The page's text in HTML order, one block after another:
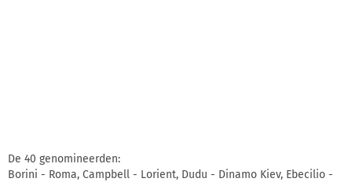
De 40 genomineerden:
Borini - Roma, Campbell - Lorient, Dudu - Dinamo Kiev, Ebecilio -